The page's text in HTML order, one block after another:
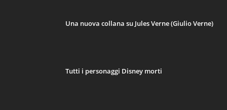
Una nuova collana su Jules Verne (Giulio Verne)
Tutti i personaggi Disney morti